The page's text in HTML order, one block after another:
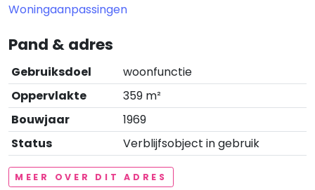
Woningaanpassingen
Pand & adres
Gebruiksdoel
woonfunctie
Oppervlakte
359 m²
Bouwjaar
1969
Status
Verblijfsobject in gebruik
MEER OVER DIT ADRES